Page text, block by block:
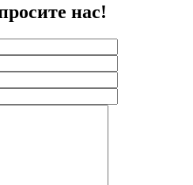
нас!